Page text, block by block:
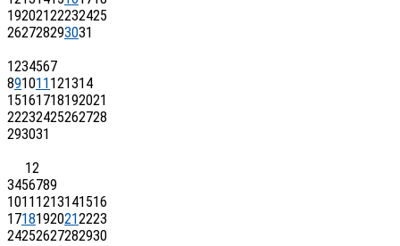
19202122232425
262728293031
1234567
891011 121314
15161718192021
22232425262728
293031
12
3456789
1011 1213141516
17181920212223
24252627282930